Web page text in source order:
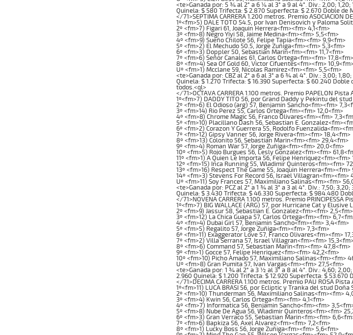
<te>Ganada por: 5 ¾ al 2° a 6 ¼ al 3° a 9 al 4°. Div.: 2,00;
Quinela: $ 580 Trifecta: $ 2.870 Superfecta: $ 2.670 Doble de
</71>SEPTIMA CARRERA 1.200 metros. Premio ASOCIACION
1º<fm>5) DALE TOTO 54.5, por Ivan Denisovich y Paloma
2º <fm>7) Figari 61, Joaquin Herrera<fm><fm> 4,1<fm>
3º <fm>8) Negro Yiyi 58, Jaime Medina<fm><fm> 5,5<fm>
4º <fm>9) Sueño Chilote 56, Felipe Tapia<fm><fm> 9,9<fm>
5º <fm>2) El Mechudo 50.5, Jorge Zuñiga<fm><fm> 5,3<fm>
6º <fm>3) Doppler 50, Sebastian Marin<fm><fm> 11,7<fm>
7º <fm>6) Señor Canales 61, Carlos Ortega<fm><fm> 17,8<fm>
8º <fm>4) Sea Of Gold 60, Victor Cifuentes<fm><fm>
Uº <fm>1) Mcclane 59, Nicolas Ramirez<fm><fm> 5,5<fm>
<te>Ganada por: CBZ al 2° a 6 al 3° a 6 ¾ al 4°. Div.: 3,00;
Quinela: $ 1.270 Trifecta: $ 16.390 Superfecta: $ 60.240 Doble
todos.<ql>
</71>OCTAVA CARRERA 1.100 metros. Premio PAPELON
1º<fm>7) DADDY TITO 56, por Grand Daddy y Pekintu del
2º <fm>6) El Odioso (arg) 57, Benjamin Sancho<fm><fm>
3º <fm>14) Rio Perez 55, Carlos Ortega<fm><fm> 12,0<fm>
4º <fm>8) Chrome Magic 56, Franco Olivares<fm><fm>
5º <fm>10) Placillano Dash 56, Sebastian E.
6º <fm>2) Corazon Y Guerrera 55, Rodolfo
7º <fm>12) Gipsy Vanner 56, Jorge Rivera<fm><fm> 18,4<fm>
8º <fm>13) Colonito 56, Sebastian Marin<fm><fm> 29,4<fm>
9º <fm>4) Roman War 57, Jorge Zuñiga<fm><fm> 20,0<fm>
10º <fm>5) Rojo Burgues 56, Lesly Gonzalez<fm><fm>
11º <fm>1) A Quien Le Importa 56, Felipe Henriquez<fm><fm>
12º <fm>15) Inca Running 55, Wladimir Quinteros<fm><fm>
13º <fm>16) Respect The Game 55, Joaquin Herrera<fm><fm>
14º <fm>3) Stevens For Record 56, Israel Villagran<fm><fm>
Uº <fm>11) Soy Frances 57, Maximiliano Salinas<fm><fm>
<te>Ganada por: PCZ al 2° a 1 ¾ al 3° a 3 al 4°. Div.: 7,50;
Quinela: $ 3.430 Trifecta: $ 46.330 Superfecta: $ 984.480
</71>NOVENA CARRERA 1.100 metros. Premio
1º<fm>7) BIG WALLACE (ARG) 57, por Hurricane Cat y
2º <fm>9) Jassur 58, Sebastian E. Gonzalez<fm><fm> 2,5<fm>
3º <fm>12) La Chica Guapa 57, Carlos Ortega<fm><fm>
4º <fm>4) Dubai Girl 57, Benjamin Sancho<fm><fm> 3,4<fm>
5º <fm>5) Regalito 57, Jorge Zuñiga<fm><fm> 7,3<fm>
6º <fm>11) Exaggerator Love 57, Franco Olivares<fm><fm>
7º <fm>2) Villa Serrana 57, Israel Villagran<fm><fm>
8º <fm>6) Command 57, Sebastian Marin<fm><fm> 47,8<fm>
9º <fm>1) Gocce 57, Felipe Henriquez<fm><fm> 42,2<fm>
10º <fm>10) Picho Amado 57, Maximiliano Salinas<fm><fm>
Uº <fm>8) Gran Pumita 57, Ivan Vargas<fm><fm> 27,5<fm>
<te>Ganada por: 1 ¾ al 2° a 3 ½ al 3° a 8 al 4°. Div.: 4,60;
2.960 Quinela: $ 1.200 Trifecta: $ 12.920 Superfecta: $
</71>DECIMA CARRERA 1.100 metros. Premio PAU ROSA
1º<fm>11) LUCA BRASI 56, por Ecliptic y Tranka del stud
2º <fm>10) Thunderman 56, Maximiliano Salinas<fm><fm>
3º <fm>4) Kwin 56, Carlos Ortega<fm><fm> 4,1<fm>
4º <fm>7) Informatica 56, Benjamin Sancho<fm><fm>
5º <fm>8) Nube De Agua 56, Wladimir Quinteros<fm><fm>
6º <fm>3) Gran Verraco 55, Sebastian Marin<fm><fm>
7º <fm>6) Bapkiza 56, Axel Alvarez<fm><fm> 7,2<fm>
8º <fm>1) Lucky Boss 56, Jorge Zuñiga<fm><fm> 5,6<fm>